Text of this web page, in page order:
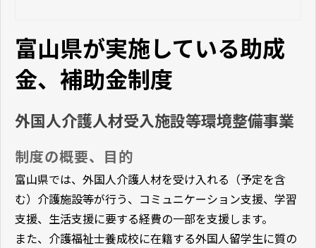
富山県が実施している助成
金、補助金制度
外国人介護人材受入施設等環境整備事業
制度の概要、目的
富山県では、外国人介護人材を受け入れる（予定を含
む）介護施設等が行う、コミュニケーション支援、学習
支援、生活支援に要する経費の一部を支援します。
また、介護福祉士養成校に在籍する外国人留学生に質の